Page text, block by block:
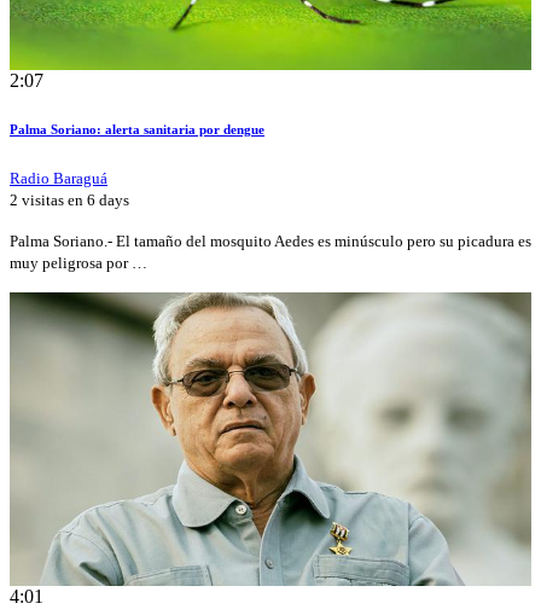
2:07
Palma Soriano: alerta sanitaria por dengue
Radio Baraguá
2 visitas en 6 days
Palma Soriano.- El tamaño del mosquito Aedes es minúsculo pero su picadura es
muy peligrosa por …
4:01